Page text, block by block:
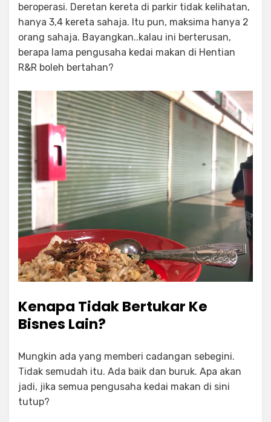
beroperasi. Deretan kereta di parkir tidak kelihatan,
hanya 3,4 kereta sahaja. Itu pun, maksima hanya 2
orang sahaja. Bayangkan..kalau ini berterusan,
berapa lama pengusaha kedai makan di Hentian
R&R boleh bertahan?
Kenapa Tidak Bertukar Ke
Bisnes Lain?
Mungkin ada yang memberi cadangan sebegini.
Tidak semudah itu. Ada baik dan buruk. Apa akan
jadi, jika semua pengusaha kedai makan di sini
tutup?